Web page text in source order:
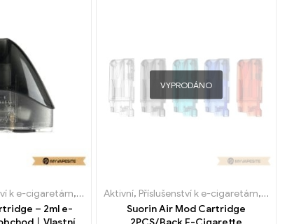
k e-cigaretám, Výparník
– 2ml e-
VYPRODÁNO
Aktivní, Příslušenství k e-cigaretám, Mod
Suorin Air Mod Cartridge